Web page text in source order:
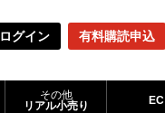
ログイン 有料購読申込
その他
リアル小売り
EC